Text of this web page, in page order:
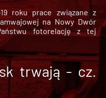
roku prace związane z
na Nowy Dwór
fotorelację z tej
trwają - cz.